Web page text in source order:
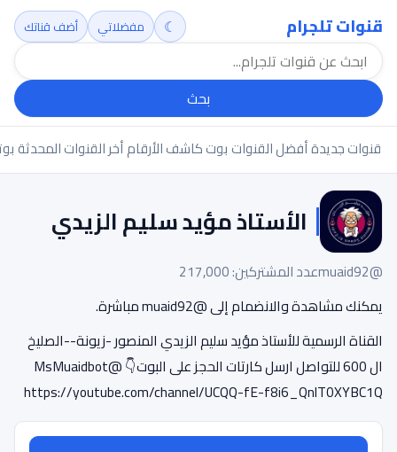
قنوات تلجرام
بحث
☾ مفضلاتي أضف قناتك
قنوات جديدةأفضل القنواتبوت كاشف الأرقامأخر القنوات المحدثة
الأستاذ مؤيد سليم الزيدي
@muaid92
عدد المشتركين: 217,000
يمكنك مشاهدة والانضمام إلى @muaid92 مباشرة.
القناة الرسمية للأستاذ مؤيد سليم الزيدي المنصور -زيونة--الصليخ
ال 600 للتواصل ارسل كارتات الحجز على البوت👇 @MsMuaidbot
https://youtube.com/channel/UCQQ-fE-f8i6_QnlT0XYBC1Q